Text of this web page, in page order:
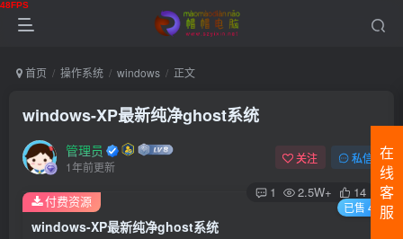
首页 操作系统 windows 正文
windows-XP最新纯净ghost系统
管理员
1年前更新
关注 私信
1 2.5W+ 14
windows-XP最新纯净ghost系统
付费资源 已售 4
在
线
客
服